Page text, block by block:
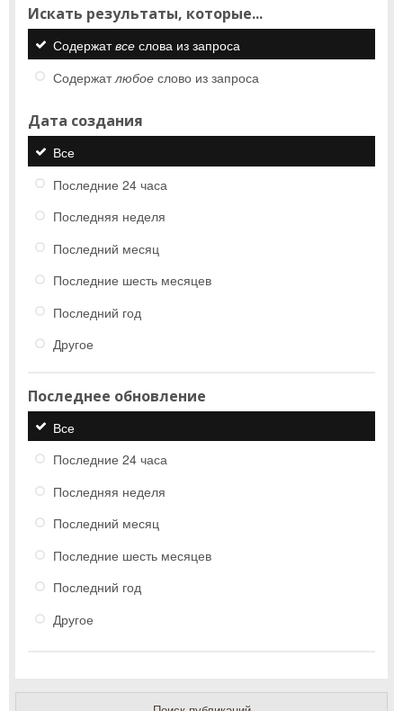
Искать результаты, которые...
Содержатвсе слова из запроса
Содержатлюбое слово из запроса
Дата создания
Все
Последние 24 часа
Последняя неделя
Последний месяц
Последние шесть месяцев
Последний год
Другое
Последнее обновление
Все
Последние 24 часа
Последняя неделя
Последний месяц
Последние шесть месяцев
Последний год
Другое